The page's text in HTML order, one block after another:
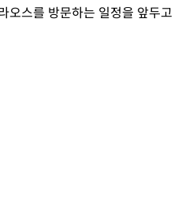
오스를 방문하는 일정을 앞두고